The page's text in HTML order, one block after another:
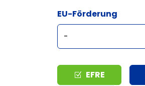
EU-Förderung
Typ EFRE